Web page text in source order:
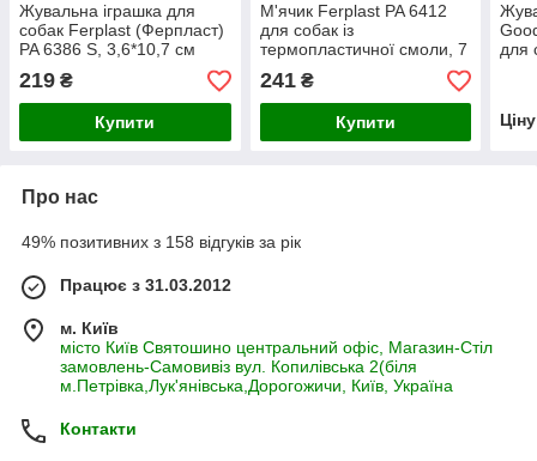
Жувальна іграшка для
собак Ferplast (Ферпласт)
PA 6386 S, 3,6*10,7 см
219 ₴
Купити
М'ячик Ferplast PA 6412
для собак із
термопластичної смоли, 7
см
241₴
Купити
для
Про нас
49% позитивних з 158 відгуків за рік
Працює з 31.03.2012
м. Київ
місто Київ Святошино центральний офіс, Магазин-Стіл
замовлень-Самовивіз вул. Копилівська 2(біля
м.Петрівка,Лук'янівська,Дорогожичи, Київ, Україна
Контакти